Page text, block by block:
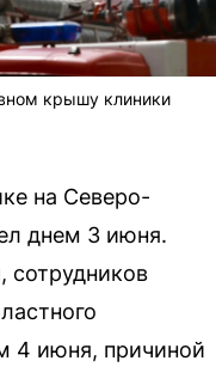
крышу клиники
на Северо-
днем 3 июня.
сотрудников
4 июня, причиной